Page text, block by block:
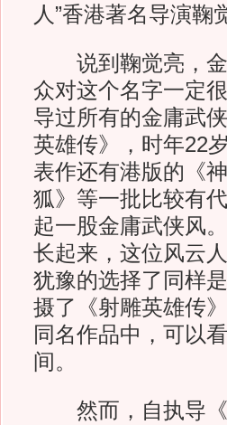
人”香港著名导演鞠
说到鞠觉亮，金
众对这个名字一定
导过所有的金庸武
英雄传》，时年22
表作还有港版的《
狐》等一批比较有
起一股金庸武侠风
长起来，这位风云
犹豫的选择了同样
摄了《射雕英雄传
同名作品中，可以
间。
然而，自执导《